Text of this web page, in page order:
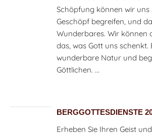
Schöpfung können wir uns
Geschöpf begreifen, und
Wunderbares. Wir können
das, was Gott uns schenkt.
wunderbare Natur und
Göttlichen. ...
BERGGOTTESDIENSTE
Erheben Sie Ihren Geist